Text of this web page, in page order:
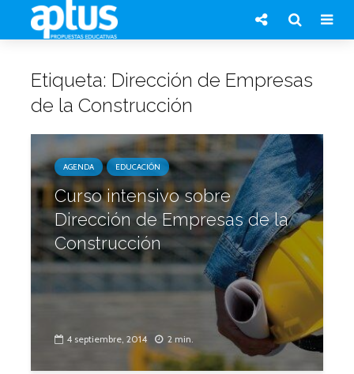
Etiqueta: Dirección de Empresas
de la Construcción
AGENDA EDUCACIÓN
Curso intensivo sobre
Dirección de Empresas de la
Construcción
4 septiembre, 2014 2 min.